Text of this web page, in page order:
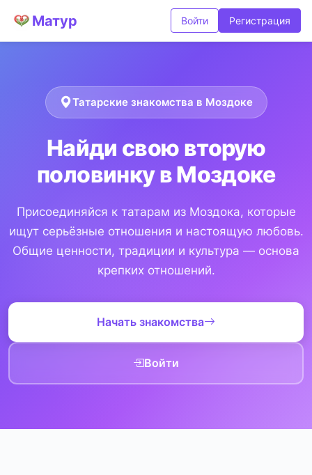
Матур Войти Регистрация
Татарские знакомства в Моздоке
Найди свою вторую
половинку в Моздоке
Присоединяйся к татарам из Моздока, которые
ищут серьёзные отношения и настоящую любовь.
Общие ценности, традиции и культура — основа
крепких отношений.
Начать знакомства
Войти